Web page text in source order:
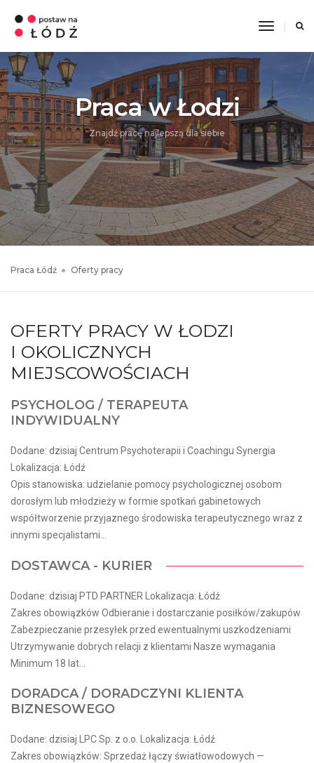
Toggle
Praca w Łodzi
Znajdź pracę najlepszą dla siebie
Praca Łódź Oferty pracy
OFERTY PRACY W ŁODZI
I OKOLICZNYCH
MIEJSCOWOŚCIACH
PSYCHOLOG / TERAPEUTA
INDYWIDUALNY
Dodane: dzisiaj Centrum Psychoterapii i Coachingu Synergia
Lokalizacja: Łódź
Opis stanowiska: udzielanie pomocy psychologicznej osobom
dorosłym lub młodzieży w formie spotkań gabinetowych
współtworzenie przyjaznego środowiska terapeutycznego wraz z
innymi specjalistami...
DOSTAWCA - KURIER
Dodane: dzisiaj PTD PARTNER Lokalizacja: Łódź
Zakres obowiązków Odbieranie i dostarczanie posiłków/zakupów
Zabezpieczanie przesyłek przed ewentualnymi uszkodzeniami
Utrzymywanie dobrych relacji z klientami Nasze wymagania
Minimum 18 lat...
DORADCA / DORADCZYNI KLIENTA
BIZNESOWEGO
Dodane: dzisiaj LPC Sp. z o.o. Lokalizacja: Łódź
Zakres obowiązków: Sprzedaż łączy światłowodowych —